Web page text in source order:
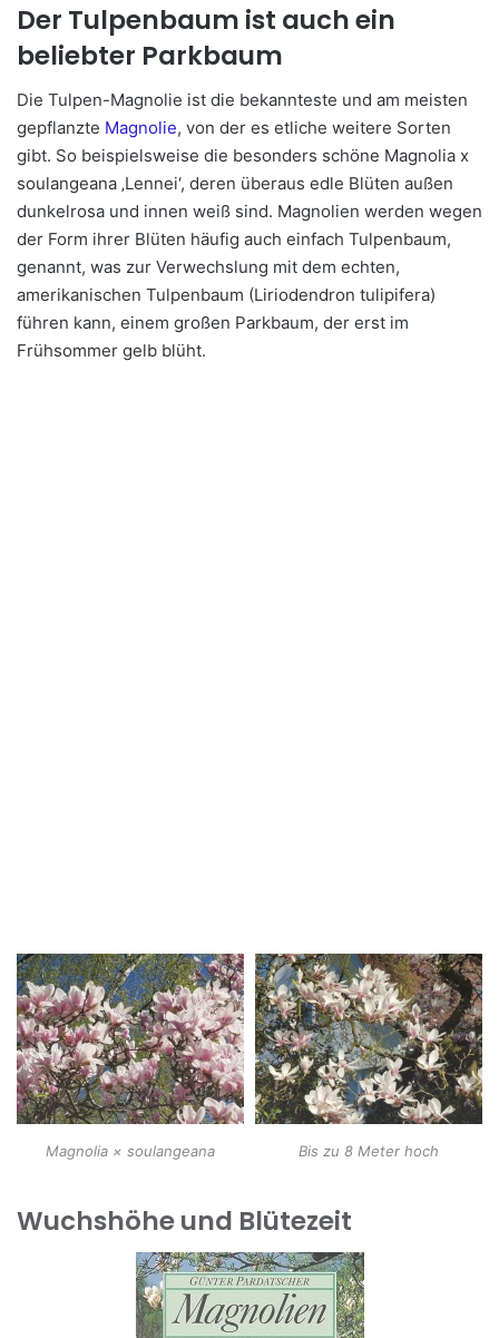
Der Tulpenbaum ist auch ein
beliebter Parkbaum
Die Tulpen-Magnolie ist die bekannteste und am meisten
gepflanzte Magnolie, von der es etliche weitere Sorten
gibt. So beispielsweise die besonders schöne Magnolia x
soulangeana ‚Lennei‘, deren überaus edle Blüten außen
dunkelrosa und innen weiß sind. Magnolien werden wegen
der Form ihrer Blüten häufig auch einfach Tulpenbaum,
genannt, was zur Verwechslung mit dem echten,
amerikanischen Tulpenbaum (Liriodendron tulipifera)
führen kann, einem großen Parkbaum, der erst im
Frühsommer gelb blüht.
Magnolia × soulangeana Bis zu 8 Meter hoch
Wuchshöhe und Blütezeit